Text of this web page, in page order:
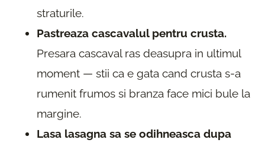
straturile.
Pastreaza cascavalul pentru crusta.
Presara cascaval ras deasupra in ultimul
moment — stii ca e gata cand crusta s-a
rumenit frumos si branza face mici bule la
margine.
Lasa lasagna sa se odihneasca dupa